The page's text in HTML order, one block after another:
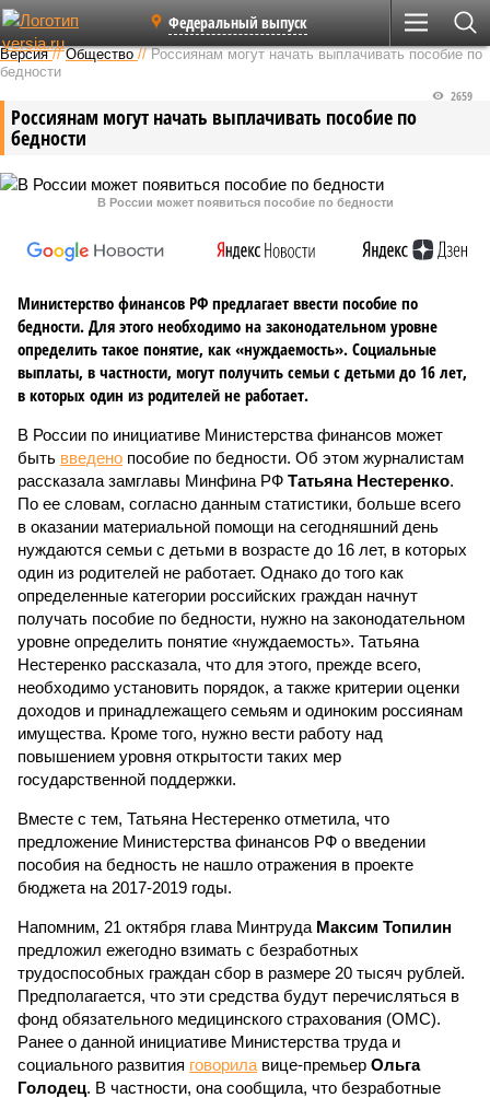
Федеральный выпуск
Версия //Общество //Россиянам могут начать выплачивать пособие по
бедности
Россиянам могут начать выплачивать пособие по
бедности
2659
В России может появиться пособие по бедности
Министерство финансов РФ предлагает ввести пособие по
бедности. Для этого необходимо на законодательном уровне
определить такое понятие, как «нуждаемость». Социальные
выплаты, в частности, могут получить семьи с детьми до 16 лет,
в которых один из родителей не работает.
В России по инициативе Министерства финансов может
быть введено пособие по бедности. Об этом журналистам
рассказала замглавы Минфина РФ Татьяна Нестеренко.
По ее словам, согласно данным статистики, больше всего
в оказании материальной помощи на сегодняшний день
нуждаются семьи с детьми в возрасте до 16 лет, в которых
один из родителей не работает. Однако до того как
определенные категории российских граждан начнут
получать пособие по бедности, нужно на законодательном
уровне определить понятие «нуждаемость». Татьяна
Нестеренко рассказала, что для этого, прежде всего,
необходимо установить порядок, а также критерии оценки
доходов и принадлежащего семьям и одиноким россиянам
имущества. Кроме того, нужно вести работу над
повышением уровня открытости таких мер
государственной поддержки.
Вместе с тем, Татьяна Нестеренко отметила, что
предложение Министерства финансов РФ о введении
пособия на бедность не нашло отражения в проекте
бюджета на 2017-2019 годы.
Напомним, 21 октября глава Минтруда Максим Топилин
предложил ежегодно взимать с безработных
трудоспособных граждан сбор в размере 20 тысяч рублей.
Предполагается, что эти средства будут перечисляться в
фонд обязательного медицинского страхования (ОМС).
Ранее о данной инициативе Министерства труда и
социального развития говорила вице-премьер Ольга
Голодец. В частности, она сообщила, что безработные